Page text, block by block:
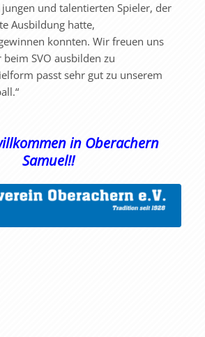
und talentierten Spieler, der
Ausbildung hatte,
konnten. Wir freuen uns
SVO ausbilden zu
passt sehr gut zu unserem
in Oberachern
Samuel!!